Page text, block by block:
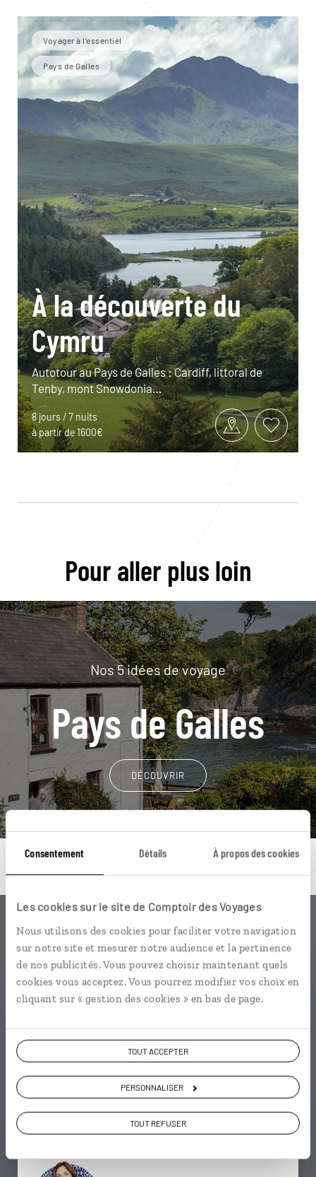
Consentement Détails À propos des cookies
Les cookies sur le site de Comptoir des Voyages
Nous utilisons des cookies pour faciliter votre navigation
sur notre site et mesurer notre audience et la pertinence
de nos publicités. Vous pouvez choisir maintenant quels
cookies vous acceptez. Vous pourrez modifier vos choix en
cliquant sur « gestion des cookies » en bas de page.
TOUT ACCEPTER
PERSONNALISER
TOUT REFUSER
Voyager à l’essentiel
Pays de Galles
À la découverte du
Cymru
Autotour au Pays de Galles : Cardiff, littoral de
Tenby, mont Snowdonia…
8 jours / 7 nuits
à partir de 1600€
Pour aller plus loin
Nos 5 idées de voyage
Pays de Galles
DÉCOUVRIR
Une envie de voyage
particulière ?
Betws-y-Coed Château de Caerphilly Llandudno
Cardiff Distillerie de Penderyn
Abbaye de Tintern Caernarfon
Carreg Cennen Castle Cardiff